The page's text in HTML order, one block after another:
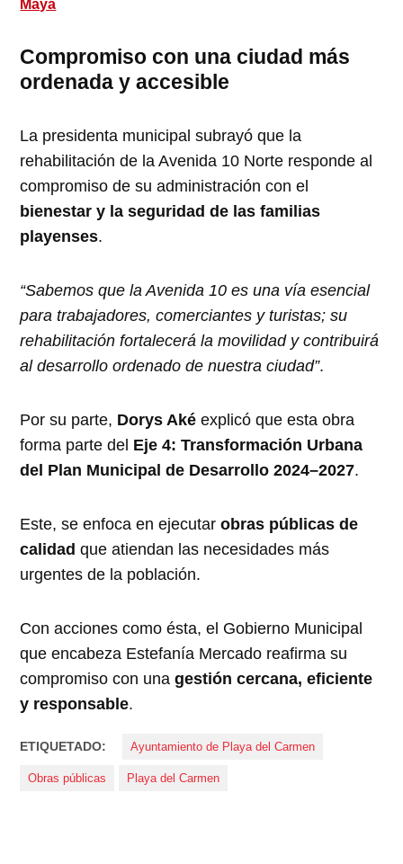
Maya
Compromiso con una ciudad más
ordenada y accesible
La presidenta municipal subrayó que la
rehabilitación de la Avenida 10 Norte responde al
compromiso de su administración con el
bienestar y la seguridad de las familias
playenses.
“Sabemos que la Avenida 10 es una vía esencial
para trabajadores, comerciantes y turistas; su
rehabilitación fortalecerá la movilidad y contribuirá
al desarrollo ordenado de nuestra ciudad”.
Por su parte, Dorys Aké explicó que esta obra
forma parte del Eje 4: Transformación Urbana
del Plan Municipal de Desarrollo 2024–2027.
Este, se enfoca en ejecutarobras públicas de
calidad que atiendan las necesidades más
urgentes de la población.
Con acciones como ésta, el Gobierno Municipal
que encabeza Estefanía Mercado reafirma su
compromiso con unagestión cercana, eficiente
y responsable.
ETIQUETADO: Ayuntamiento de Playa del Carmen
Obras públicas Playa del Carmen